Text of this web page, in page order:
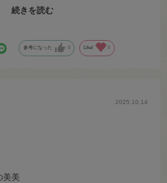
でオンラインでは無理かしらと思いつつも
続きを読む
参考になった 0 Like! 0
美美
2025.10.14